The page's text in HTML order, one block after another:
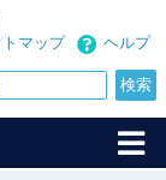
ヘルプ
マップ